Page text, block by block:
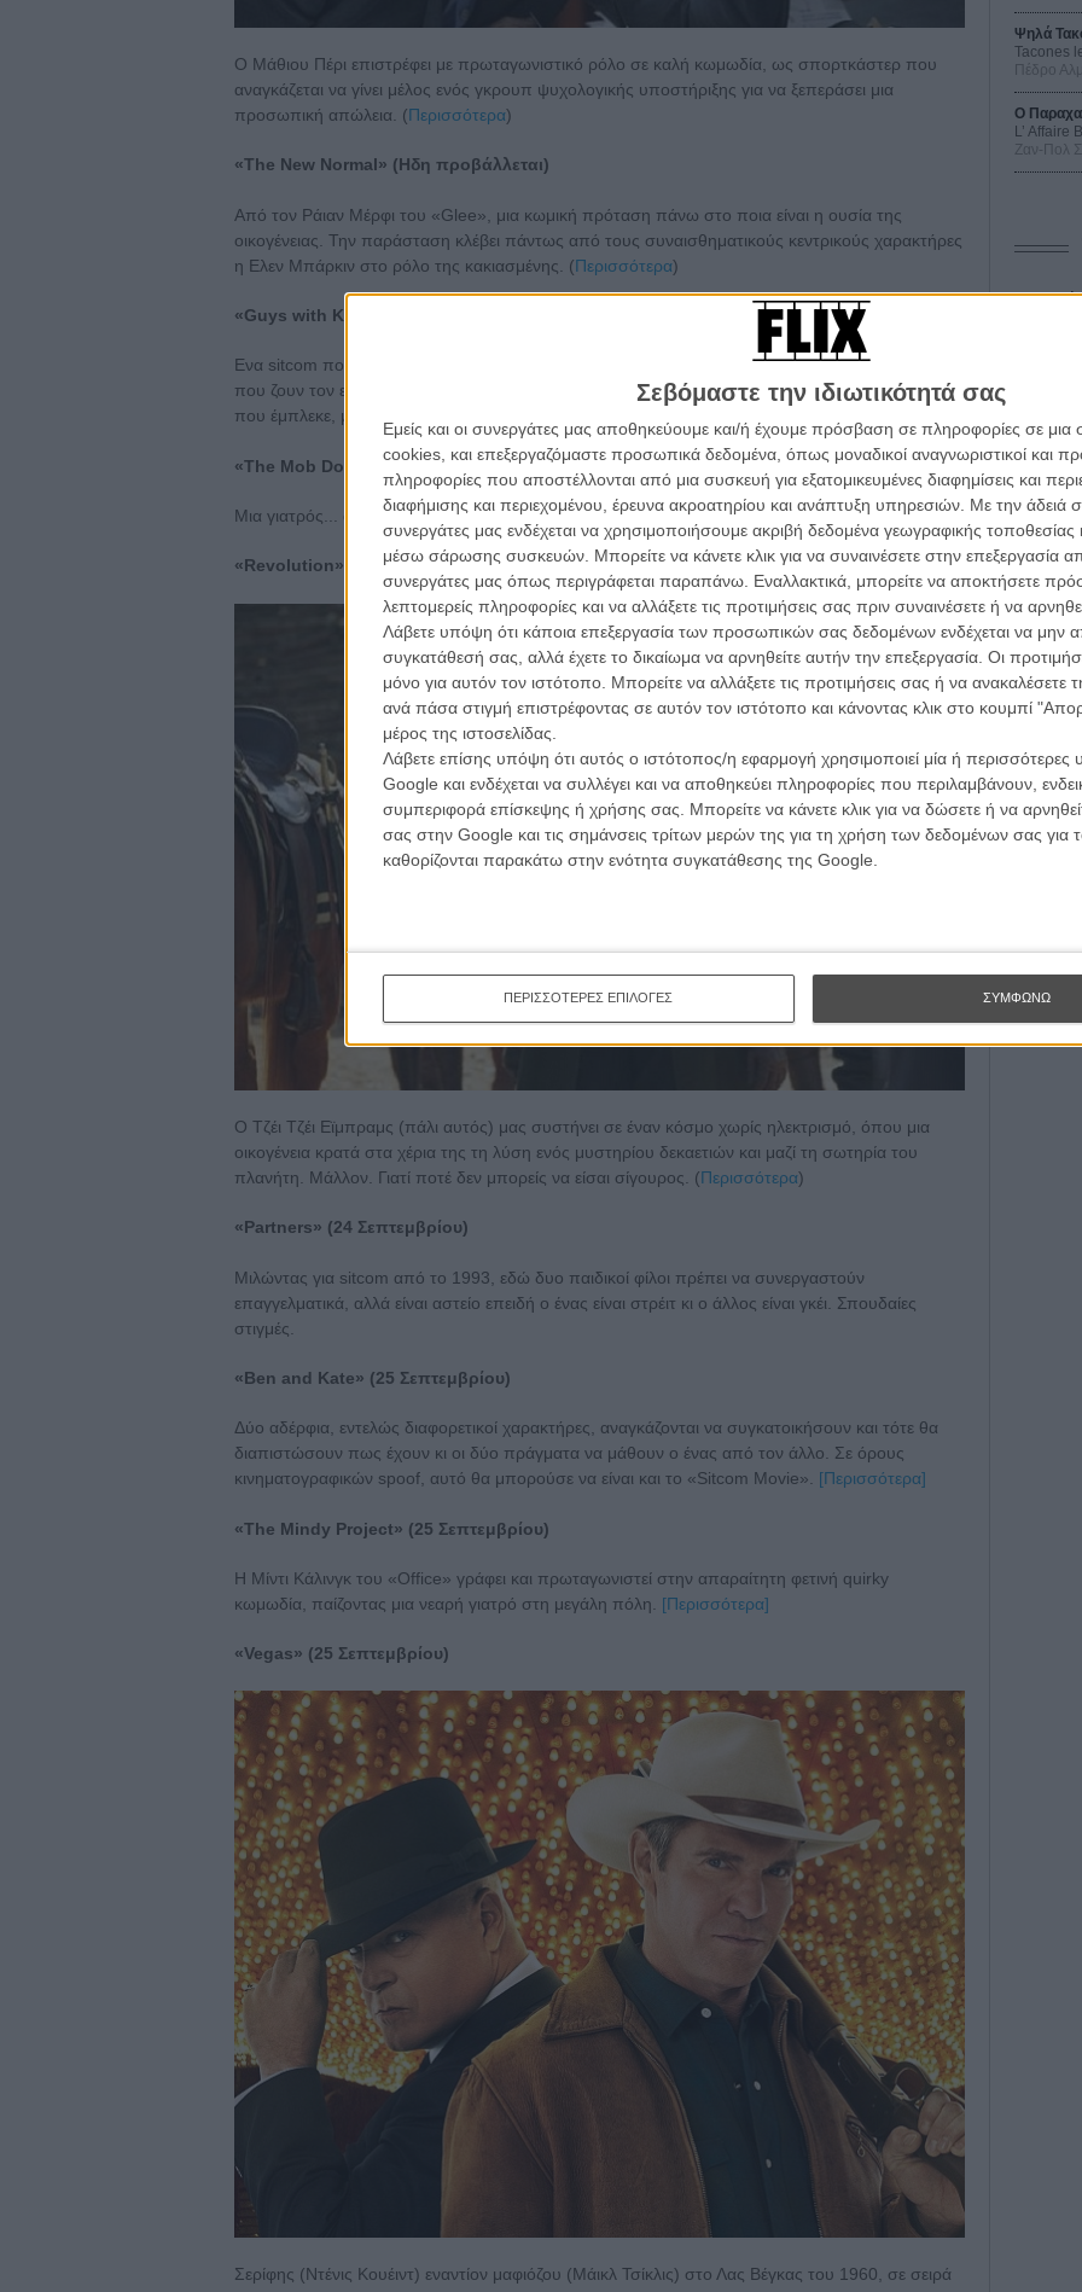
Σεβόμαστε την ιδιωτικότητά σας
Εμείς και οι συνεργάτες μας αποθηκεύουμε και/ή έχουμε πρόσβαση σε πληροφορίες σε
cookies, και επεξεργαζόμαστε προσωπικά δεδομένα, όπως μοναδικοί αναγνωριστικοί και
πληροφορίες που αποστέλλονται από μια συσκευή για εξατομικευμένες διαφημίσεις και
διαφήμισης και περιεχομένου, έρευνα ακροατηρίου και ανάπτυξη υπηρεσιών. Με την άδειά
συνεργάτες μας ενδέχεται να χρησιμοποιήσουμε ακριβή δεδομένα γεωγραφικής τοποθεσίας
μέσω σάρωσης συσκευών. Μπορείτε να κάνετε κλικ για να συναινέσετε στην επεξεργασία
συνεργάτες μας όπως περιγράφεται παραπάνω. Εναλλακτικά, μπορείτε να αποκτήσετε
λεπτομερείς πληροφορίες και να αλλάξετε τις προτιμήσεις σας πριν συναινέσετε ή να
Λάβετε υπόψη ότι κάποια επεξεργασία των προσωπικών σας δεδομένων ενδέχεται να μην
συγκατάθεσή σας, αλλά έχετε το δικαίωμα να αρνηθείτε αυτήν την επεξεργασία. Οι
μόνο για αυτόν τον ιστότοπο. Μπορείτε να αλλάξετε τις προτιμήσεις σας ή να ανακαλέσετε
ανά πάσα στιγμή επιστρέφοντας σε αυτόν τον ιστότοπο και κάνοντας κλικ στο κουμπί
μέρος της ιστοσελίδας.
Λάβετε επίσης υπόψη ότι αυτός ο ιστότοπος/η εφαρμογή χρησιμοποιεί μία ή περισσότερες
Google και ενδέχεται να συλλέγει και να αποθηκεύει πληροφορίες που περιλαμβάνουν,
συμπεριφορά επίσκεψης ή χρήσης σας. Μπορείτε να κάνετε κλικ για να δώσετε ή να
σας στην Google και τις σημάνσεις τρίτων μερών της για τη χρήση των δεδομένων σας
καθορίζονται παρακάτω στην ενότητα συγκατάθεσης της Google.
ΠΕΡΙΣΣΟΤΕΡΕΣ ΕΠΙΛΟΓΕΣ ΣΥΜΦΩΝΩ
O Μάθιου Πέρι επιστρέφει με πρωταγωνιστικό ρόλο σε καλή κωμωδία, ως σπορτκάστερ που
αναγκάζεται να γίνει μέλος ενός γκρουπ ψυχολογικής υποστήριξης για να ξεπεράσει μια
προσωπική απώλεια. (Περισσότερα)
«The New Normal» (Ηδη προβάλλεται)
Από τον Ράιαν Μέρφι του «Glee», μια κωμική πρόταση πάνω στο ποια είναι η ουσία της
οικογένειας. Την παράσταση κλέβει πάντως από τους συναισθηματικούς κεντρικούς χαρακτήρες
η Ελεν Μπάρκιν στο ρόλο της κακιασμένης. (Περισσότερα)
«Guys with Kids» (Ηδη προβάλλεται)
Ενα sitcom που μοιάζει να γυρίστηκε το 1993, βασισμένο στην ξεκαρδιστική ιδέα τριών αντρών
που ζουν τον εφιάλτη της πατρότητας! Εξοχο. Not. Στην παραγωγή ο Τζίμι Φάλον που δεν ήξερε
που έμπλεκε, μάλλον.
«The Mob Doctor» (17 Σεπτεμβρίου)
Μια γιατρός... αναγκάζεται... να δουλέψει... για λογαριασμό... της μαφίας...
«Revolution» (17 Σεπτεμβρίου)
Ο Τζέι Τζέι Εϊμπραμς (πάλι αυτός) μας συστήνει σε έναν κόσμο χωρίς ηλεκτρισμό, όπου μια
οικογένεια κρατά στα χέρια της τη λύση ενός μυστηρίου δεκαετιών και μαζί τη σωτηρία του
πλανήτη. Μάλλον. Γιατί ποτέ δεν μπορείς να είσαι σίγουρος. (Περισσότερα)
«Partners» (24 Σεπτεμβρίου)
Μιλώντας για sitcom από το 1993, εδώ δυο παιδικοί φίλοι πρέπει να συνεργαστούν
επαγγελματικά, αλλά είναι αστείο επειδή ο ένας είναι στρέιτ κι ο άλλος είναι γκέι. Σπουδαίες
στιγμές.
«Ben and Kate» (25 Σεπτεμβρίου)
Δύο αδέρφια, εντελώς διαφορετικοί χαρακτήρες, αναγκάζονται να συγκατοικήσουν και τότε θα
διαπιστώσουν πως έχουν κι οι δύο πράγματα να μάθουν ο ένας από τον άλλο. Σε όρους
κινηματογραφικών spoof, αυτό θα μπορούσε να είναι και το «Sitcom Movie». [Περισσότερα]
«The Mindy Project» (25 Σεπτεμβρίου)
Η Μίντι Κάλινγκ του «Office» γράφει και πρωταγωνιστεί στην απαραίτητη φετινή quirky
κωμωδία, παίζοντας μια νεαρή γιατρό στη μεγάλη πόλη. [Περισσότερα]
«Vegas» (25 Σεπτεμβρίου)
Σερίφης (Ντένις Κουέιντ) εναντίον μαφιόζου (Μάικλ Τσίκλις) στο Λας Βέγκας του 1960, σε σειρά
Ψηλά
Tacones
Πέδρο
Ο
L’ Affaire
Ζαν-Πολ
Ο
10
τον
Εγγράψου
Θέλω